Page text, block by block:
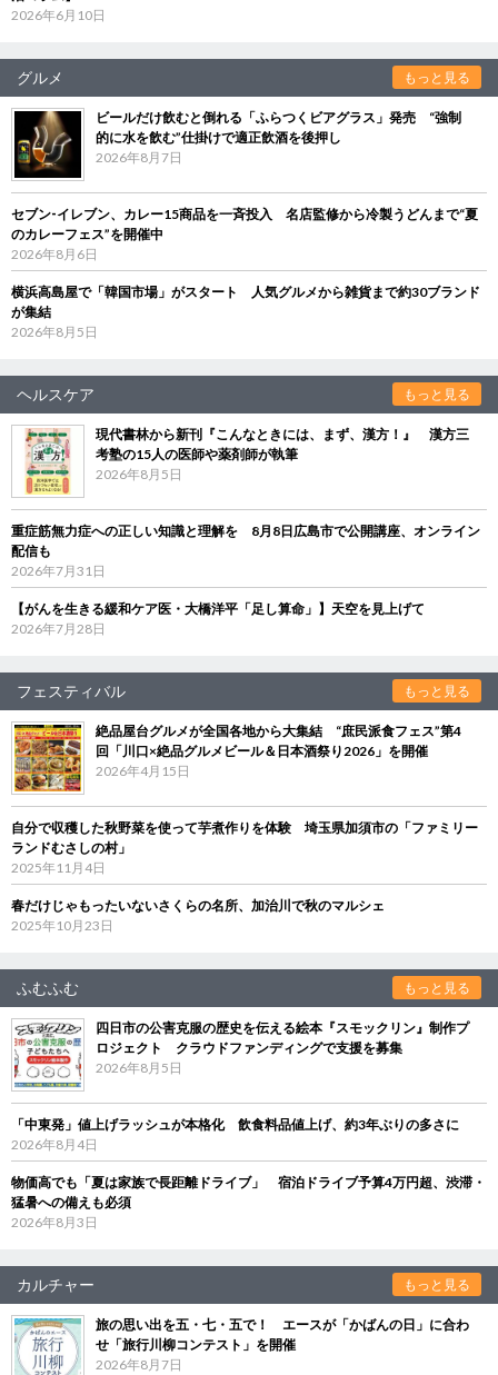
2026年6月10日
グルメ もっと見る
ビールだけ飲むと倒れる「ふらつくビアグラス」発売 “強制
的に水を飲む”仕掛けで適正飲酒を後押し
2026年8月7日
セブン‐イレブン、カレー15商品を一斉投入 名店監修から冷製うどんまで“夏
のカレーフェス”を開催中
2026年8月6日
横浜高島屋で「韓国市場」がスタート 人気グルメから雑貨まで約30ブランド
が集結
2026年8月5日
ヘルスケア もっと見る
現代書林から新刊『こんなときには、まず、漢方！』 漢方三
考塾の15人の医師や薬剤師が執筆
2026年8月5日
重症筋無力症への正しい知識と理解を 8月8日広島市で公開講座、オンライン
配信も
2026年7月31日
【がんを生きる緩和ケア医・大橋洋平「足し算命」】天空を見上げて
2026年7月28日
フェスティバル もっと見る
絶品屋台グルメが全国各地から大集結 “庶民派食フェス”第4
回「川口×絶品グルメビール＆日本酒祭り2026」を開催
2026年4月15日
自分で収穫した秋野菜を使って芋煮作りを体験 埼玉県加須市の「ファミリー
ランドむさしの村」
2025年11月4日
春だけじゃもったいないさくらの名所、加治川で秋のマルシェ
2025年10月23日
ふむふむ もっと見る
四日市の公害克服の歴史を伝える絵本『スモックリン』制作プ
ロジェクト クラウドファンディングで支援を募集
2026年8月5日
「中東発」値上げラッシュが本格化 飲食料品値上げ、約3年ぶりの多さに
2026年8月4日
物価高でも「夏は家族で長距離ドライブ」 宿泊ドライブ予算4万円超、渋滞・
猛暑への備えも必須
2026年8月3日
カルチャー もっと見る
旅の思い出を五・七・五で！ エースが「かばんの日」に合わ
せ「旅行川柳コンテスト」を開催
2026年8月7日